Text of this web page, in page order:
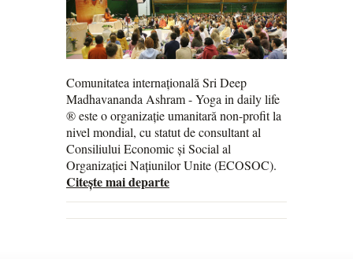
Comunitatea internațională Sri Deep
Madhavananda Ashram - Yoga in daily life
® este o organizație umanitară non-profit la
nivel mondial, cu statut de consultant al
Consiliului Economic și Social al
Organizației Națiunilor Unite (ECOSOC).
Citește mai departe